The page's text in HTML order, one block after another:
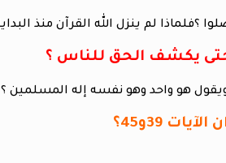
هو واحد وهو نفسه إله المسلمين ؟
39و45؟